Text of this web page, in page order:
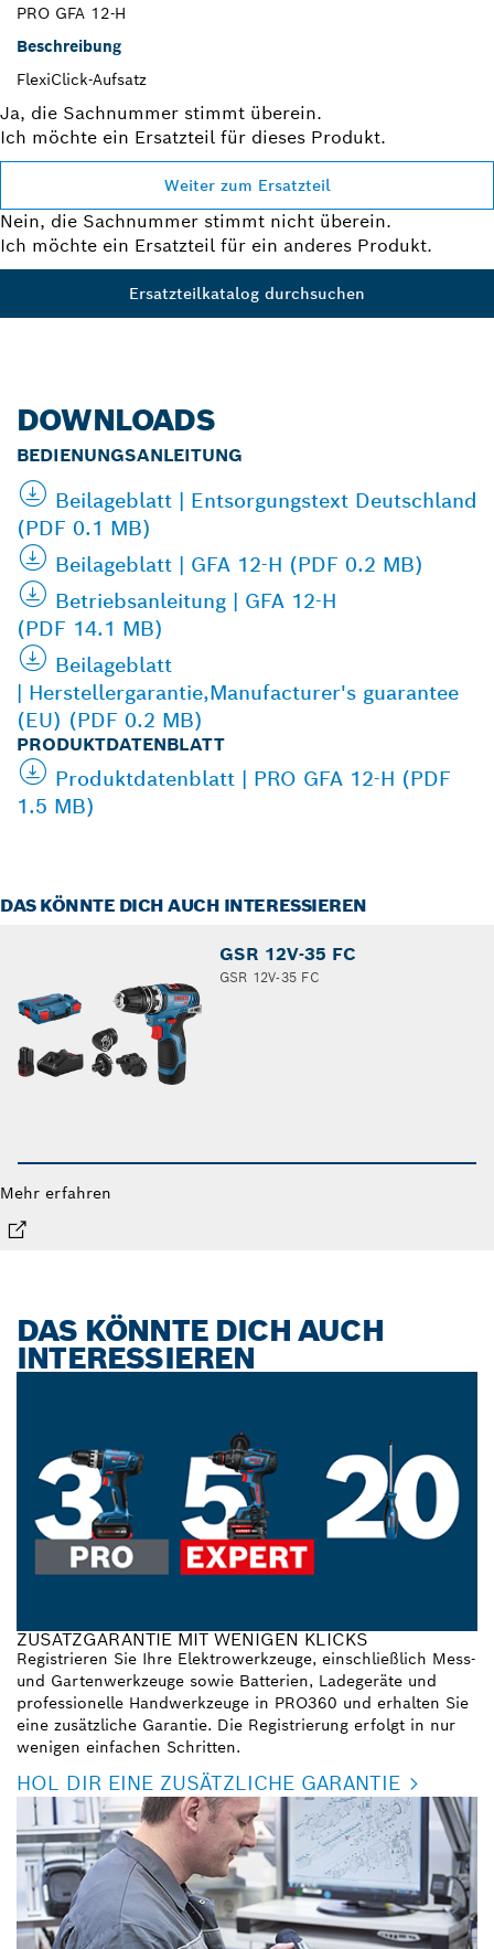
PRO GFA 12-H
Beschreibung
FlexiClick-Aufsatz
Ja, die Sachnummer stimmt überein.
Ich möchte ein Ersatzteil für dieses Produkt.
Weiter zum Ersatzteil
Nein, die Sachnummer stimmt nicht überein.
Ich möchte ein Ersatzteil für ein anderes Produkt.
Ersatzteilkatalog durchsuchen
DOWNLOADS
BEDIENUNGSANLEITUNG
Beilageblatt | Entsorgungstext Deutschland
(PDF 0.1 MB)
Beilageblatt | GFA 12-H (PDF 0.2 MB)
Betriebsanleitung | GFA 12-H
(PDF 14.1 MB)
Beilageblatt
| Herstellergarantie,Manufacturer's guarantee
(EU) (PDF 0.2 MB)
PRODUKTDATENBLATT
Produktdatenblatt | PRO GFA 12-H (PDF
1.5 MB)
DAS KÖNNTE DICH AUCH INTERESSIEREN
GSR 12V-35 FC
GSR 12V-35 FC
Mehr erfahren
DAS KÖNNTE DICH AUCH
INTERESSIEREN
ZUSATZGARANTIE MIT WENIGEN KLICKS
Registrieren Sie Ihre Elektrowerkzeuge, einschließlich Mess-
und Gartenwerkzeuge sowie Batterien, Ladegeräte und
professionelle Handwerkzeuge in PRO360 und erhalten Sie
eine zusätzliche Garantie. Die Registrierung erfolgt in nur
wenigen einfachen Schritten.
HOL DIR EINE ZUSÄTZLICHE GARANTIE